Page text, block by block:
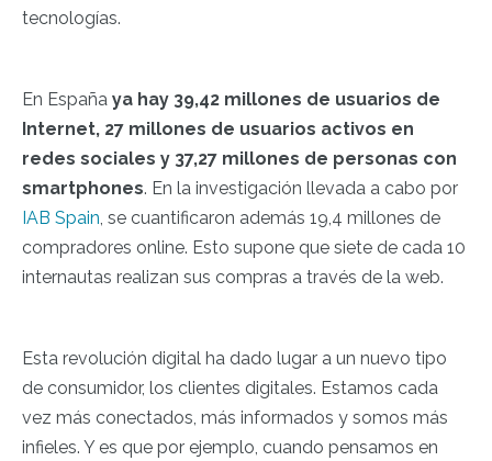
tecnologías.
En España ya hay 39,42 millones de usuarios de
Internet, 27 millones de usuarios activos en
redes sociales y 37,27 millones de personas con
smartphones. En la investigación llevada a cabo por
IAB Spain, se cuantificaron además 19,4 millones de
compradores online. Esto supone que siete de cada 10
internautas realizan sus compras a través de la web.
Esta revolución digital ha dado lugar a un nuevo tipo
de consumidor, los clientes digitales. Estamos cada
vez más conectados, más informados y somos más
infieles. Y es que por ejemplo, cuando pensamos en